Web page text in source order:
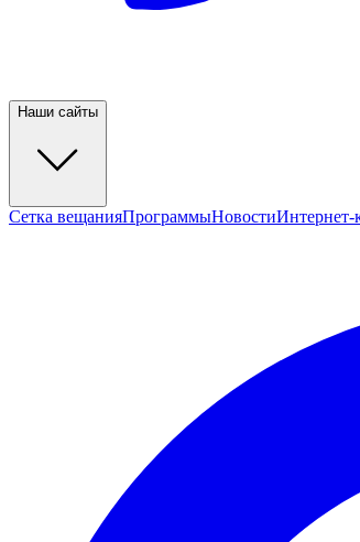
Наши сайты
Сетка вещанияПрограммыНовостиИнтернет-